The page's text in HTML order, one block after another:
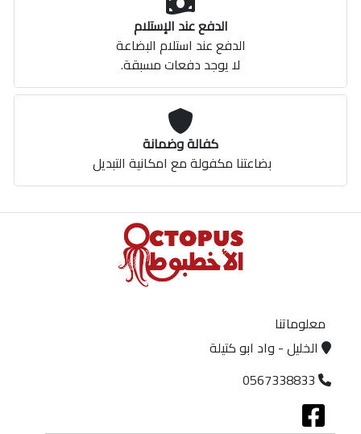
الدفع عند الإستلام
الدفع عند استلام البضاعة
لا يوجد دفعات مسبقة.
كفالة وضمانة
بضاعتنا مكفولة مع امكانية التبديل
معلوماتنا
الخليل - واد ابو كتيلة
0567338833